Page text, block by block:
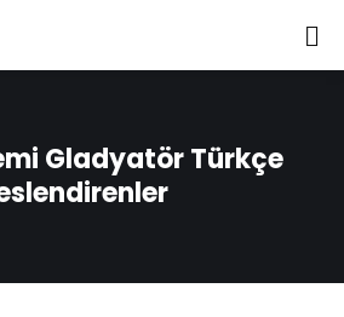
Gladyatör Türkçe